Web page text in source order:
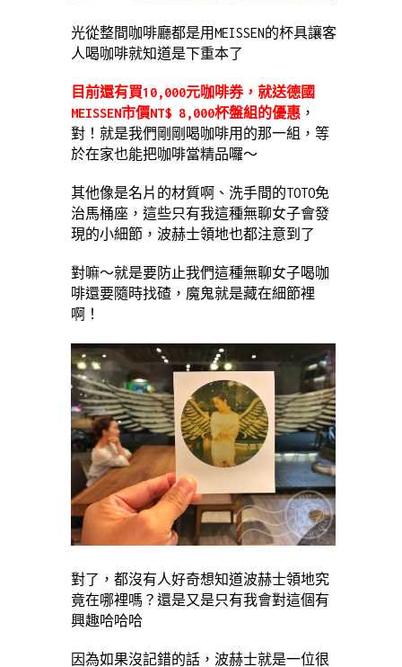
光從整間咖啡廳都是用MEISSEN的杯具讓客
人喝咖啡就知道是下重本了
目前還有買10,000元咖啡券，就送德國
MEISSEN市價NT$ 8,000杯盤組的優惠 ，
對！就是我們剛剛喝咖啡用的那一組，等
於在家也能把咖啡當精品囉～
其他像是名片的材質啊、洗手間的TOTO免
治馬桶座，這些只有我這種無聊女子會發
現的小細節，波赫士領地也都注意到了
對嘛～就是要防止我們這種無聊女子喝咖
啡還要隨時找碴，魔鬼就是藏在細節裡
啊！
對了，都沒有人好奇想知道波赫士領地究
竟在哪裡嗎？還是又是只有我會對這個有
興趣哈哈哈
因為如果沒記錯的話，波赫士就是一位很